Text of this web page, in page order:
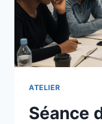
ATELIER
Séance